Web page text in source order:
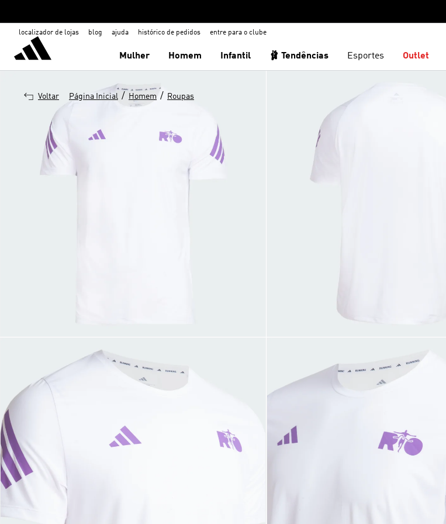
localizador de lojas blog ajuda histórico de pedidos entre para o clube
Mulher Homem Infantil 🩰 Tendências Esportes Outlet
Voltar Página Inicial / Homem / Roupas